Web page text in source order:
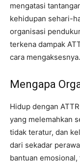
mengatasi
kehidupan sehari-
organisasi
terkena dampak
cara mengaksesnya.
Mengapa
Hidup dengan
yang melemahkan
tidak teratur, dan
dari sekadar
bantuan